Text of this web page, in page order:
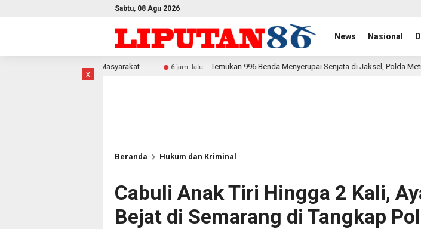
Sabtu, 08 Agu 2026
News Nasional
x
6 jam lalu Temukan 996 Benda Menyerupai Senjata di Jaksel, Polda Metro Jaya Sita dan Dalami 1
Beranda Hukum dan Kriminal
Cabuli Anak Tiri Hingga 2 Kali,
Bejat di Semarang di Tangkap